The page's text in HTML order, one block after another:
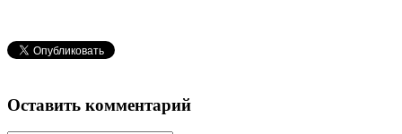
Оставить комментарий